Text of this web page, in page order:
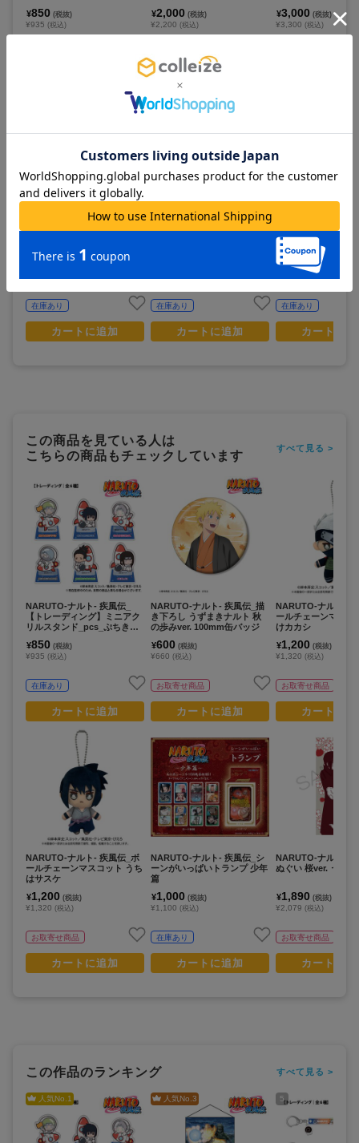
¥850 (税抜)
¥935 (税込)
きゅんシリーズ
1,200
在庫あり
カートに追加
¥2,000 (税抜)
¥2,200 (税込)
NARUTO-ナルト- 疾風伝_T
在庫あり
カートに追加
¥3,000 (税抜)
¥3,300 (税込)
ランプ型アクリルコ
ン_春野サクラ_描き
¥1,800 (税抜)
在庫あり
カートに
この商品を見ている人は
こちらの商品もチェックしています
すべて見る >
NARUTO-ナルト- 疾風伝_
【トレーディング】ミニアク
リルスタンド_pcs_ぷちきゅ
¥850 (税抜)
¥935 (税込)
在庫あり
カートに追加
NARUTO-ナルト- 疾風伝_ボ
ールチェーンマスコット うち
はサスケ
¥1,200 (税抜)
¥1,320 (税込)
お取寄せ商品
カートに追加
NARUTO-ナルト- 疾風伝_描
き下ろし うずまきナルト 秋
の歩みver. 100mm缶バッジ
¥600 (税抜)
¥660 (税込)
お取寄せ商品
カートに追加
NARUTO-ナルト- 疾風伝_シ
ーンがいっぱいトランプ 少年
篇
¥1,000 (税抜)
¥1,100 (税込)
在庫あり
カートに追加
NARUTO-ナルト-
ールチェーンマスコ
けカカシ
¥1,200 (税抜)
¥1,320 (税込)
お取寄せ商品
カートに
NARUTO-ナルト-
ぬぐい 桜ver. うちは
¥1,890 (税抜)
¥2,079 (税込)
お取寄せ商品
カートに
この作品のランキング すべて見る >
人気No.1 人気No.3 5